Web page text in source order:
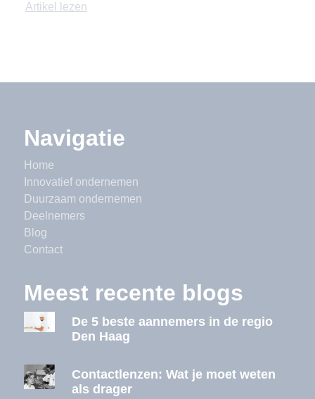
Artikel lezen
Navigatie
Home
Innovatief ondernemen
Duurzaam ondernemen
Deelnemers
Blog
Contact
Meest recente blogs
De 5 beste aannemers in de regio
Den Haag
Contactlenzen: Wat je moet weten
als drager